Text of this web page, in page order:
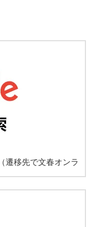
（遷移先で文春オンラ